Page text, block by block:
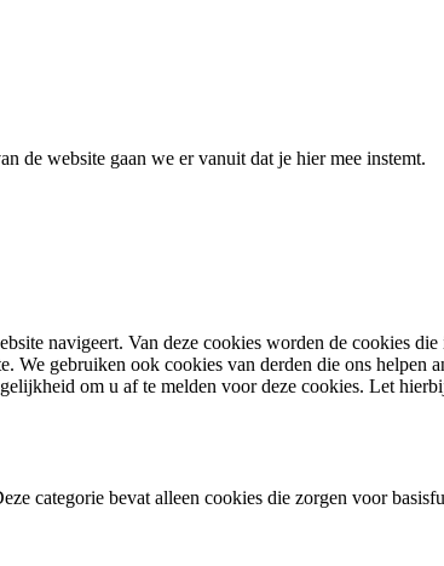
de website gaan we er vanuit dat je hier mee instemt.
navigeert. Van deze cookies worden de cookies
gebruiken ook cookies van derden die ons helpen
om u af te melden voor deze cookies. Let
categorie bevat alleen cookies die zorgen voor